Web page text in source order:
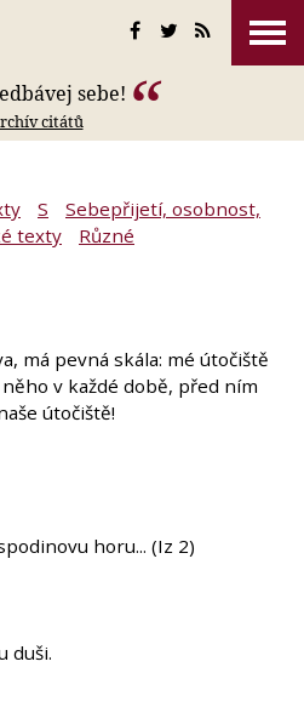
sebe!
citátů
S
Sebepřijetí, osobnost,
texty Různé
má pevná skála: mé útočiště
v každé době, před ním
útočiště!
horu... (Iz 2)
duši.